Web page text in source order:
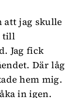
att jag skulle
till
Jag fick
Där låg
hem mig.
in igen.